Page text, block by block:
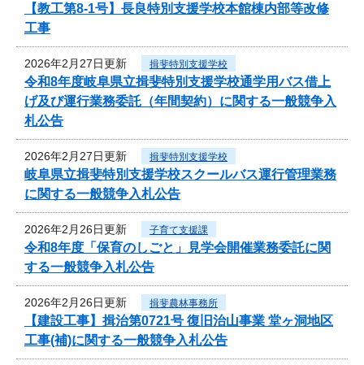
【教工第8-1号】長良特別支援学校本館棟内部等改修
工事
2026年2月27日更新 揖斐特別支援学校
令和8年度岐阜県立揖斐特別支援学校通学用バス借上
げ及び運行業務委託（年間契約）に関する一般競争入
札公告
2026年2月27日更新 揖斐特別支援学校
岐阜県立揖斐特別支援学校スクールバス運行管理業務
に関する一般競争入札公告
2026年2月26日更新 子育て支援課
令和8年度「保育のしごと」見学会開催業務委託に関
する一般競争入札公告
2026年2月26日更新 揖斐農林事務所
【建設工事】揖治第0721号 復旧治山事業 堂ヶ洞地区
工事(補)に関する一般競争入札公告